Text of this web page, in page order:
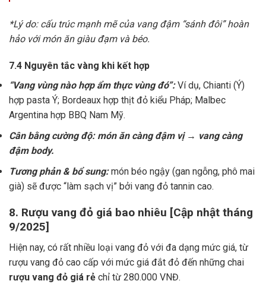
*Lý do: cấu trúc mạnh mẽ của vang đậm “sánh đôi” hoàn
hảo với món ăn giàu đạm và béo.
7.4 Nguyên tắc vàng khi kết hợp
“Vang vùng nào hợp ẩm thực vùng đó”:Ví dụ, Chianti (Ý)
hợp pasta Ý; Bordeaux hợp thịt đỏ kiểu Pháp; Malbec
Argentina hợp BBQ Nam Mỹ.
Cân bằng cường độ: món ăn càng đậm vị → vang càng
đậm body.
Tương phản & bổ sung:món béo ngậy (gan ngỗng, phô mai
già) sẽ được “làm sạch vị” bởi vang đỏ tannin cao.
8. Rượu vang đỏ giá bao nhiêu [Cập nhật tháng
9/2025]
Hiện nay, có rất nhiều loại vang đỏ với đa dạng mức giá, từ
rượu vang đỏ cao cấp với mức giá đắt đỏ đến những chai
rượu vang đỏ giá rẻ chỉ từ 280.000 VNĐ.